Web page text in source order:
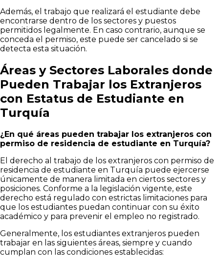
Además, el trabajo que realizará el estudiante debe
encontrarse dentro de los sectores y puestos
permitidos legalmente. En caso contrario, aunque se
conceda el permiso, este puede ser cancelado si se
detecta esta situación.
Áreas y Sectores Laborales donde
Pueden Trabajar los Extranjeros
con Estatus de Estudiante en
Turquía
¿En qué áreas pueden trabajar los extranjeros con
permiso de residencia de estudiante en Turquía?
El derecho al trabajo de los extranjeros con permiso de
residencia de estudiante en Turquía puede ejercerse
únicamente de manera limitada en ciertos sectores y
posiciones. Conforme a la legislación vigente, este
derecho está regulado con estrictas limitaciones para
que los estudiantes puedan continuar con su éxito
académico y para prevenir el empleo no registrado.
Generalmente, los estudiantes extranjeros pueden
trabajar en las siguientes áreas, siempre y cuando
cumplan con las condiciones establecidas: